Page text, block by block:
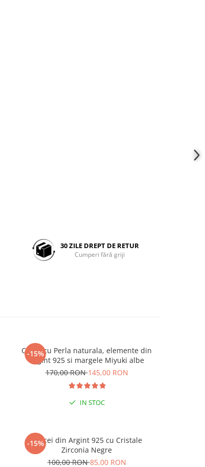
30 ZILE DREPT DE RETUR
Cumperi fără griji
-15%
Colier cu Perla naturala, elemente din
Argint 925 si margele Miyuki albe
170,00 RON145,00 RON
IN STOC
-15%
Cercei din Argint 925 cu Cristale
Zirconia Negre
100,00 RON85,00 RON